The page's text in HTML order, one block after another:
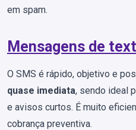
em spam.
Mensagens de
O SMS é rápido, objetivo e
quase imediata, sendo ideal
e avisos curtos. É muito
cobrança preventiva.